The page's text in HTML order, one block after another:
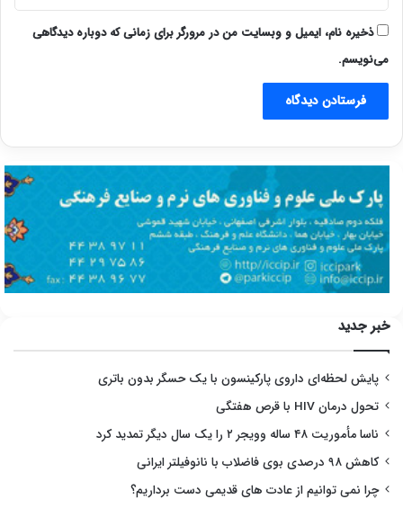
ذخیره نام، ایمیل و وبسایت من در مرورگر برای زمانی که دوباره دیدگاهی
می‌نویسم.
خبر جدید
پایش لحظه‌ای داروی پارکینسون با یک حسگر بدون باتری
تحول درمان HIV با قرص هفتگی
ناسا مأموریت ۴۸ ساله وویجر ۲ را یک سال دیگر تمدید کرد
کاهش ۹۸ درصدی بوی فاضلاب با نانوفیلتر ایرانی
چرا نمی توانیم از عادت های قدیمی دست برداریم؟